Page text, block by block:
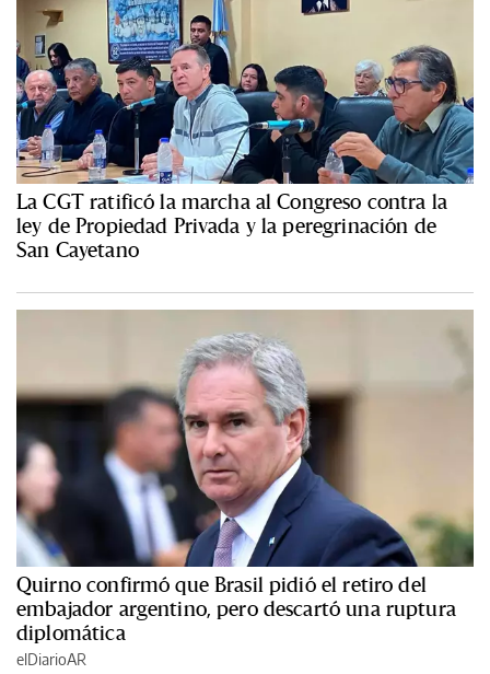
La CGT ratificó la marcha al Congreso contra la
ley de Propiedad Privada y la peregrinación de
San Cayetano
Quirno confirmó que Brasil pidió el retiro del
embajador argentino, pero descartó una ruptura
diplomática
elDiarioAR